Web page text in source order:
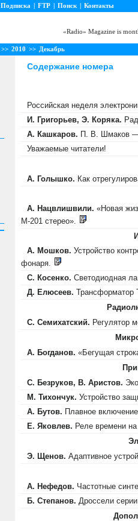
Подписка | FTP | Поиск | Контакты
«Radio» Magazine is
>> 2010 >> Декабрь
Содержание номера
Российская неделя
И. Григорьев, Э. Коряка.
А. Кашкаров. П. В. Шмаков —
Уважаемые читатели!
А. Голышко. Как
А. Нацвлишвили. «Новая
М-201 стерео».
А. Мошков. Устройство
фонаря.
С. Косенко. Светодиодная
Д. Елюсеев. Трансформатор
С. Семихатский. Регулятор
А. Богданов. «Бегущая
С. Безруков, В. Аристов.
М. Тихончук. Устройство
А. Бутов. Плавное
Е. Яковлев. Реле времени
Э. Щенов. Адаптивное
А. Нефедов. Частотные
Б. Степанов. Дроссели